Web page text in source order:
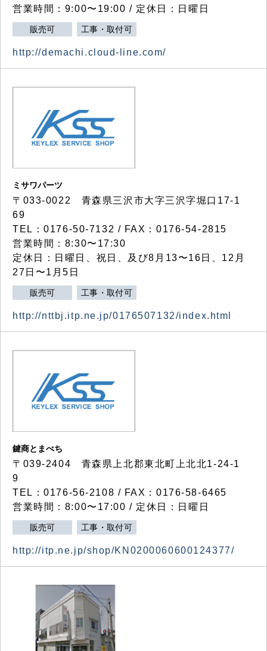
営業時間：9:00〜19:00 / 定休日：日曜日
販売可 工事・取付可
http://demachi.cloud-line.com/
ミサワパーツ
〒033-0022 青森県三沢市大字三沢字堀口17-1
69
TEL：0176-50-7132 / FAX：0176-54-2815
営業時間：8:30〜17:30
定休日：日曜日、祝日、及び8月13〜16日、12月
27日〜1月5日
販売可 工事・取付可
http://nttbj.itp.ne.jp/0176507132/index.html
鍵商とまべち
〒039-2404 青森県上北郡東北町上北北1-24-1
9
TEL：0176-56-2108 / FAX：0176-58-6465
営業時間：8:00〜17:00 / 定休日：日曜日
販売可 工事・取付可
http://itp.ne.jp/shop/KN0200060600124377/